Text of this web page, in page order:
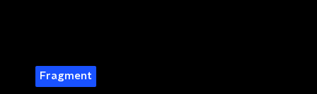
Fragment